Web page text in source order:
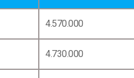
4.570.000
4.730.000